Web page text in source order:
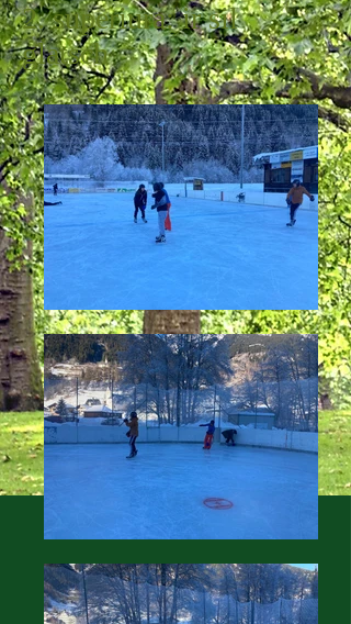
2. superiura: ir sil
glatsch